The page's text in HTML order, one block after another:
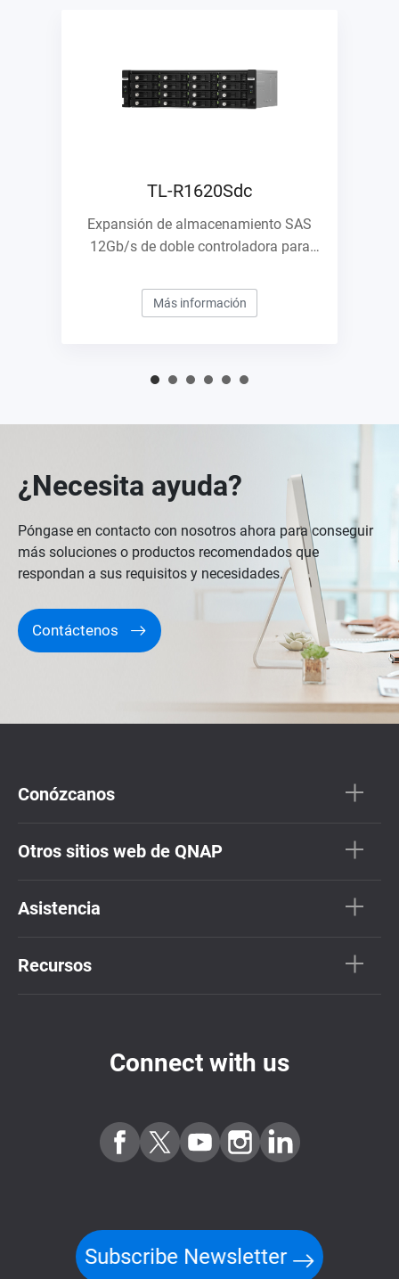
TL-R1620Sdc
Expansión de almacenamiento SAS
12Gb/s de doble controladora para
Más información
¿Necesita ayuda?
Póngase en contacto con nosotros ahora para conseguir
más soluciones o productos recomendados que
respondan a sus requisitos y necesidades.
Contáctenos
Conózcanos
Otros sitios web de QNAP
Asistencia
Recursos
Connect with us
Subscribe Newsletter